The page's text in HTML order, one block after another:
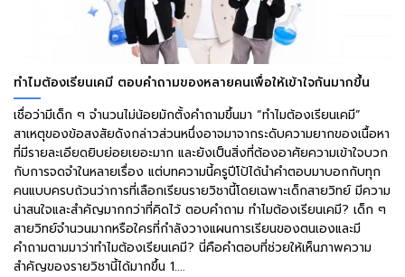
ทำไมต้องเรียนเคมี ตอบคำถามของหลายคนเพื่อให้เข้าใจกันมากขึ้น
เชื่อว่ามีเด็ก ๆ จำนวนไม่น้อยมักตั้งคำถามขึ้นมา “ทำไมต้องเรียนเคมี”
สาเหตุของข้อสงสัยดังกล่าวส่วนหนึ่งอาจมาจากระดับความยากของเนื้อหา
ที่มีรายละเอียดยิบย่อยเยอะมาก และยังเป็นสิ่งที่ต้องอาศัยความเข้าใจบวก
กับการจดจำในหลายเรื่อง แต่บทความนี้ครูปีโป้ได้นำคำตอบมาบอกกับทุก
คนแบบครบถ้วนว่าการที่เลือกเรียนรายวิชานี้โดยเฉพาะเด็กสายวิทย์ มีความ
น่าสนใจและสำคัญมากกว่าที่คิดไว้ ตอบคำถาม ทำไมต้องเรียนเคมี? เด็ก ๆ
สายวิทย์จำนวนมากหรือใครที่กำลังวางแผนการเรียนของตนเองและมี
คำถามตามมาว่าทำไมต้องเรียนเคมี? นี่คือคำตอบที่ช่วยให้เห็นภาพความ
สำคัญของรายวิชานี้ได้มากขึ้น 1....